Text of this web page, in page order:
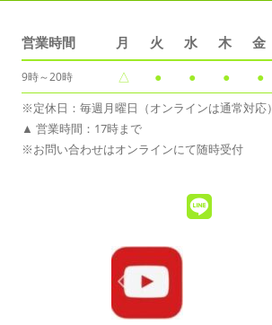
営業時間 月 火 水 木 金
9時～20時 △ ● ● ● ●
※定休日：毎週月曜日（オンラインは通常対応）
▲ 営業時間：17時まで
※お問い合わせはオンラインにて随時受付